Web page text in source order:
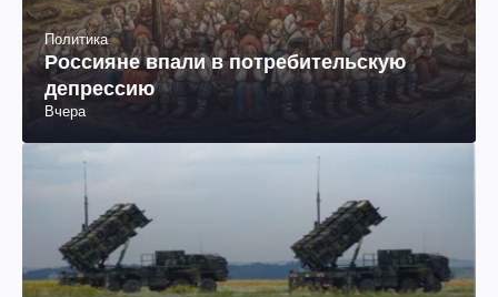
Политика
Россияне впали в потребительскую
депрессию